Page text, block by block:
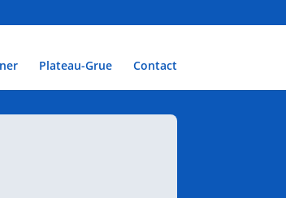
Plateau-Grue Contact